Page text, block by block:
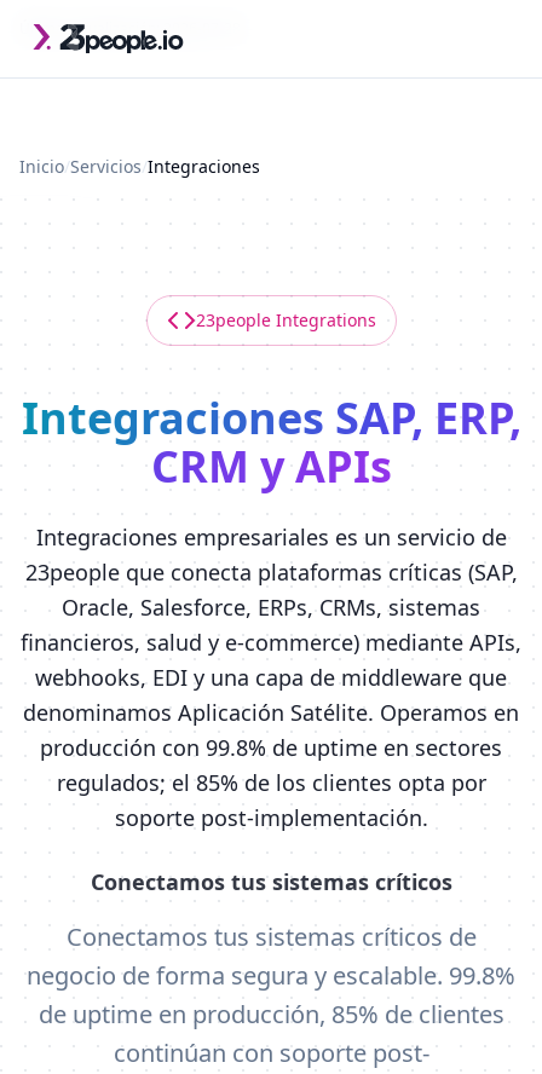
Última actualización: 2026-07-28
Inicio/Servicios/Integraciones
23people Integrations
Integraciones SAP, ERP,
CRM y APIs
Integraciones empresariales es un servicio de
23people que conecta plataformas críticas (SAP,
Oracle, Salesforce, ERPs, CRMs, sistemas
financieros, salud y e-commerce) mediante APIs,
webhooks, EDI y una capa de middleware que
denominamos Aplicación Satélite. Operamos en
producción con 99.8% de uptime en sectores
regulados; el 85% de los clientes opta por
soporte post-implementación.
Conectamos tus sistemas críticos
Conectamos tus sistemas críticos de
negocio de forma segura y escalable. 99.8%
de uptime en producción, 85% de clientes
continúan con soporte post-